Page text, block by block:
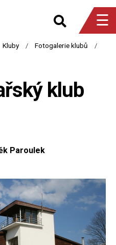
☰
klub
Paroulek